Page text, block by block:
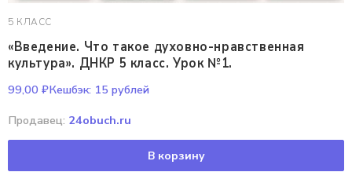
5 КЛАСС
«Введение. Что такое духовно-нравственная
культура». ДНКР 5 класс. Урок №1.
99,00 ₽Кешбэк: 15 рублей
Продавец: 24obuch.ru
В корзину